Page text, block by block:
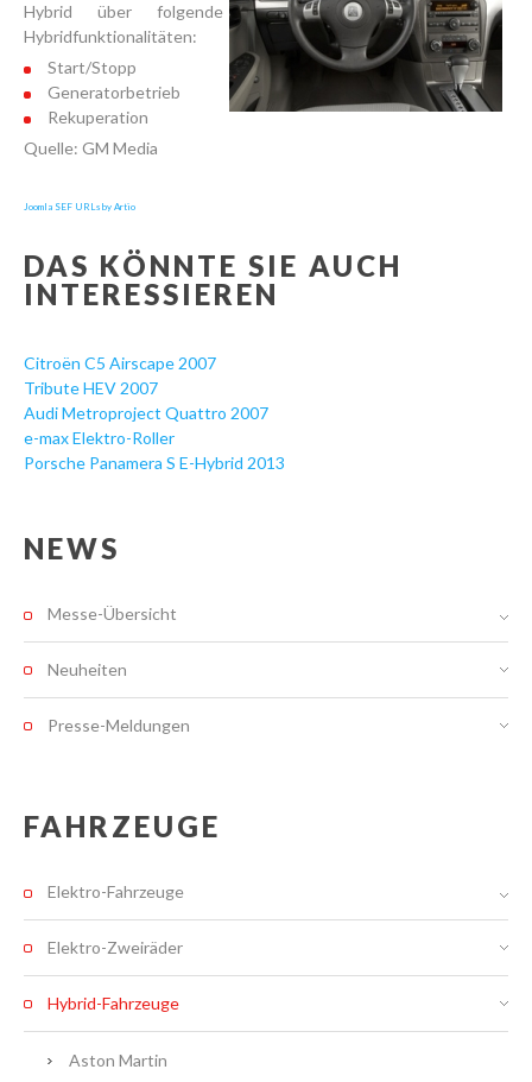
Hybrid über folgende
Hybridfunktionalitäten:
Start/Stopp
Generatorbetrieb
Rekuperation
Quelle: GM Media
Joomla SEF URLs by Artio
DAS KÖNNTE SIE AUCH
INTERESSIEREN
Citroën C5 Airscape 2007
Tribute HEV 2007
Audi Metroproject Quattro 2007
e-max Elektro-Roller
Porsche Panamera S E-Hybrid 2013
NEWS
Messe-Übersicht
Neuheiten
Presse-Meldungen
FAHRZEUGE
Elektro-Fahrzeuge
Elektro-Zweiräder
Hybrid-Fahrzeuge
Aston Martin